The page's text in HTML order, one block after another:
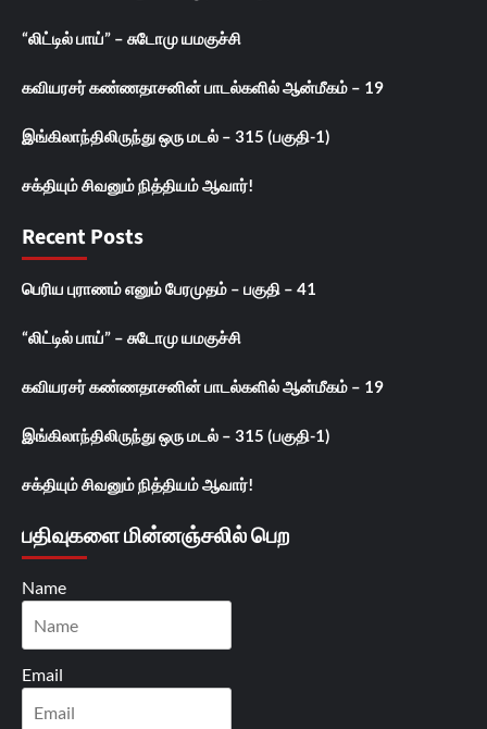
“லிட்டில் பாய்” – சுடோமு யமகுச்சி
கவியரசர் கண்ணதாசனின் பாடல்களில் ஆன்மீகம் – 19
இங்கிலாந்திலிருந்து ஒரு மடல் – 315 (பகுதி-1)
சக்தியும் சிவனும் நித்தியம் ஆவார்!
Recent Posts
பெரிய புராணம் எனும் பேரமுதம் – பகுதி – 41
“லிட்டில் பாய்” – சுடோமு யமகுச்சி
கவியரசர் கண்ணதாசனின் பாடல்களில் ஆன்மீகம் – 19
இங்கிலாந்திலிருந்து ஒரு மடல் – 315 (பகுதி-1)
சக்தியும் சிவனும் நித்தியம் ஆவார்!
பதிவுகளை மின்னஞ்சலில் பெற
Name
Email